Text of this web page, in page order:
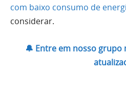
com baixo consumo de
considerar.
🔔 Entre em nosso grupo